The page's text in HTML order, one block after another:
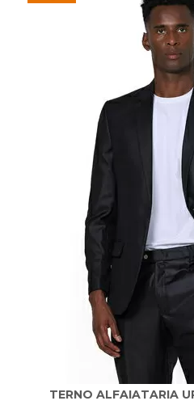
TERNO ALFAIATARIA